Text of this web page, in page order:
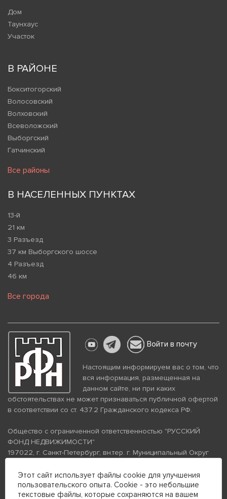
Дом
Таунхаус
Участок
В РАЙОНЕ
Бокситогорский
Волосовский
Волховский
Всеволожский
Выборгский
Гатчинский
Все районы
В НАСЕЛЕННЫХ ПУНКТАХ
13-й
21 км
3 Разъезд
37 км Выборгского шоссе
4 Разъезд
46 км
Все города
Войти в почту
Настоящим информируем вас о том, что
вся информация, размещенная на
данном сайте, ни при каких
обстоятельствах не может признаваться публичной офертой
в соответствии со ст. 437.2 Гражданского кодекса РФ.
Общество с ограниченной ответственностью "РУССКИЙ
ФОНД НЕДВИЖИМОСТИ"
197022, г. Санкт-Петербург, вн.тер. г. Муниципальный Округ
помещение 26Н, комната 103
ИНН 7813672570 КПП 781301001 ОГРН 1237800058870
Политика конфиденциальности
Политика обработки
Этот сайт использует файлы cookie для улучшения
пользовательского опыта. Cookie - это небольшие
текстовые файлы, которые сохраняются на вашем